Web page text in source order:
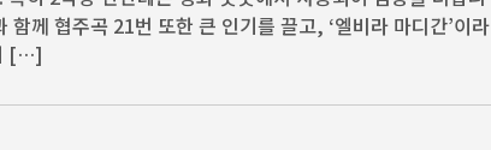
함께 협주곡 21번 또한 큰 인기를 끌고, ‘엘비라 마디간’이라
[…]